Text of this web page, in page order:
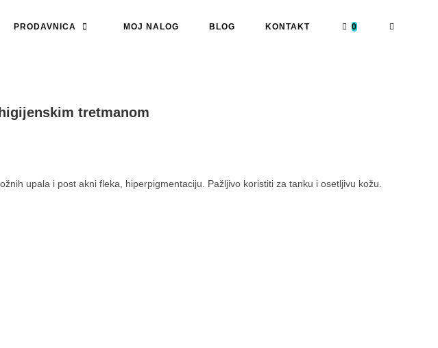
PRODAVNICA MOJ NALOG BLOG KONTAKT 0
tretmanom
upala i post akni fleka, hiperpigmentaciju. Pažljivo koristiti za tanku i osetljivu kožu.